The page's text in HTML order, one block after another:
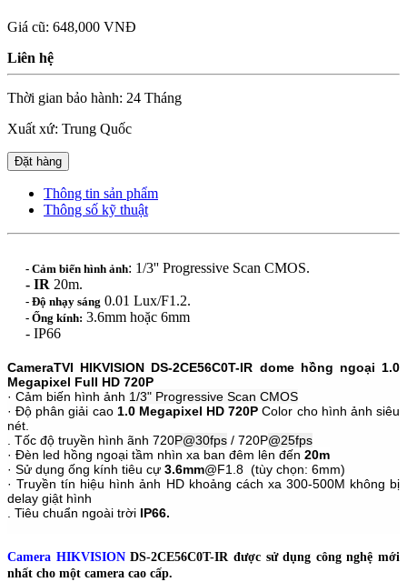
Giá cũ: 648,000 VNĐ
Liên hệ
Thời gian bảo hành: 24 Tháng
Xuất xứ: Trung Quốc
Đặt hàng
Thông tin sản phẩm
Thông số kỹ thuật
- Cảm biến hình ảnh: 1/3'' Progressive Scan CMOS.
- IR 20m.
- Độ nhạy sáng 0.01 Lux/F1.2.
- Ống kính: 3.6mm hoặc 6mm
- IP66
CameraTVI HIKVISION DS-2CE56C0T-IR domehồng ngoại 1.0
Megapixel Full HD 720P
· Cảm biến hình ảnh 1/3" Progressive Scan CMOS
· Độ phân giải cao 1.0 Megapixel HD 720P Color cho hình ảnh siêu
nét.
. Tốc độ truyền hình ãnh 720P@30fps / 720P@25fps
· Đèn led hồng ngoại tầm nhìn xa ban đêm lên đến 20m
· Sử dụng ống kính tiêu cự 3.6mm@F1.8 (tùy chọn: 6mm)
· Truyền tín hiệu hình ảnh HD khoảng cách xa 300-500M không bị
delay giật hình
. Tiêu chuẩn ngoài trời IP66.
Camera HIKVISIONDS-2CE56C0T-IR được sử dụng công nghệ mới
nhất cho một camera cao cấp.